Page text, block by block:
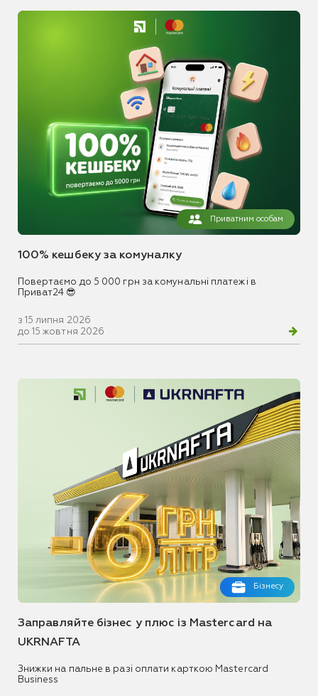
Приватним особам
100% кешбеку за комуналку
Повертаємо до 5 000 грн за комунальні платежі в
Приват24 😎
з 15 липня 2026
до 15 жовтня 2026
Бізнесу
Заправляйте бізнес у плюс із Mastercard на
UKRNAFTA
Знижки на пальне в разі оплати карткою Mastercard
Business